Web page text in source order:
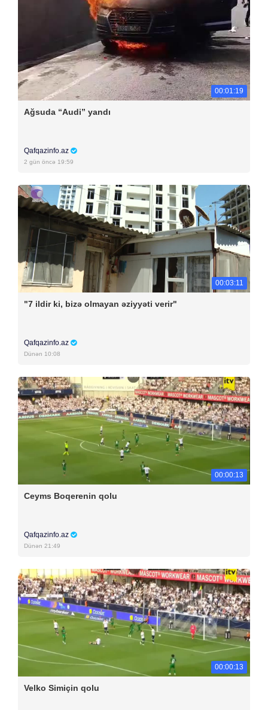
00:01:19
Ağsuda “Audi” yandı
Qafqazinfo.az
2 gün öncə 19:59
00:03:11
"7 ildir ki, bizə olmayan əziyyəti verir"
Qafqazinfo.az
Dünən 10:08
00:00:13
Ceyms Boqerenin qolu
Qafqazinfo.az
Dünən 21:49
00:00:13
Velko Simiçin qolu